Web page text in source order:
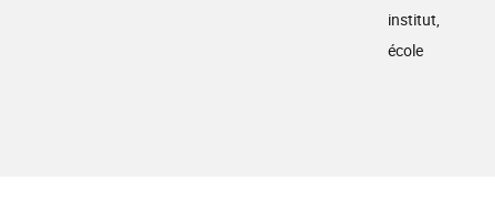
institut,
école